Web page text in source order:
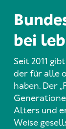
bei
Seit 2011
der für alle
haben. Der
Alters und
Weise